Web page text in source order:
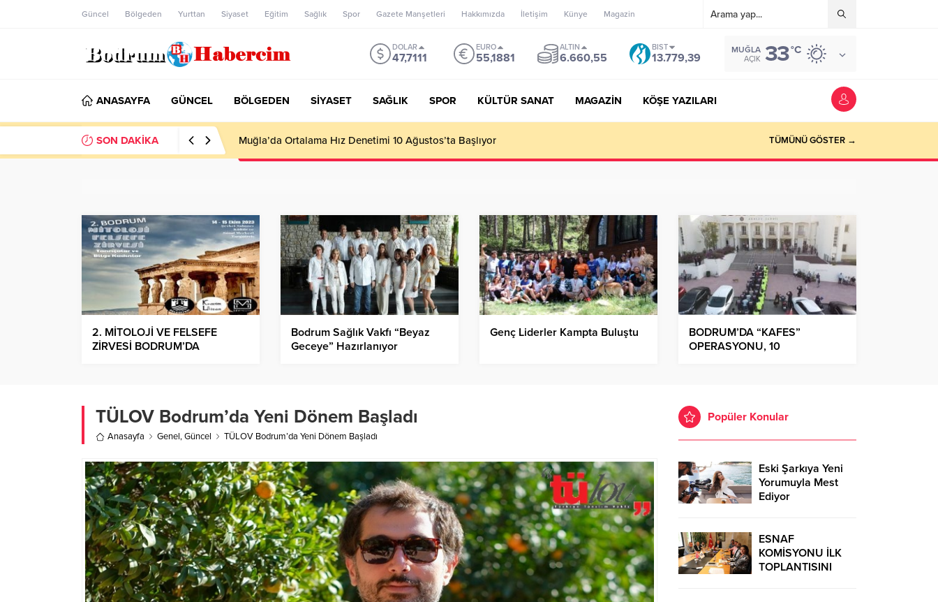
Güncel Bölgeden Yurttan Siyaset Eğitim Sağlık Spor Gazete Manşetleri Hakkımızda İletişim Künye Magazin
DOLAR
47,7111
EURO
55,1881
ALTIN
6.660,55
BIST
13.779,39
MUĞLA
AÇIK 33°C
ANASAYFA GÜNCEL BÖLGEDEN SİYASET SAĞLIK SPOR KÜLTÜR SANAT MAGAZİN KÖŞE YAZILARI
SON DAKİKA Ankara; “Bodrum’un misyonu, mottosu, vizyonu; genç oyuncuları parlatıp onlara kariyer kazandırmak” TÜMÜNÜ GÖSTER →
2. MİTOLOJİ VE FELSEFE
ZİRVESİ BODRUM’DA
Bodrum Sağlık Vakfı “Beyaz
Geceye” Hazırlanıyor
Genç Liderler Kampta Buluştu
BODRUM’DA “KAFES”
OPERASYONU, 10
TÜLOV Bodrum’da Yeni Dönem Başladı
Anasayfa Genel,Güncel TÜLOV Bodrum’da Yeni Dönem Başladı
Popüler Konular
Eski Şarkıya Yeni
Yorumuyla Mest
Ediyor
ESNAF
KOMİSYONU İLK
TOPLANTISINI